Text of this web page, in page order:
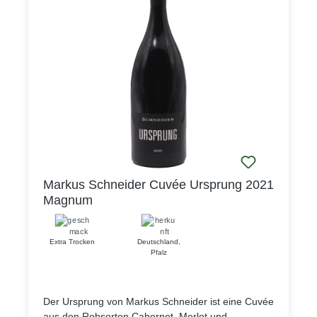
Markus Schneider Cuvée Ursprung 2021
Magnum
Extra Trocken Deutschland
Pfalz
Der Ursprung von Markus Schneider ist eine Cuvée